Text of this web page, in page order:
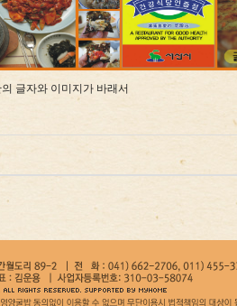
글자와 이미지가 바래서